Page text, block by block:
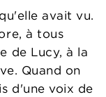
avait vu.
à tous
de Lucy, à la
Quand on
d'une voix de